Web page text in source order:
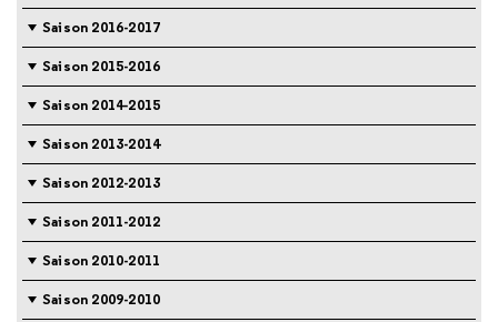
Saison 2016-2017
Saison 2015-2016
Saison 2014-2015
Saison 2013-2014
Saison 2012-2013
Saison 2011-2012
Saison 2010-2011
Saison 2009-2010